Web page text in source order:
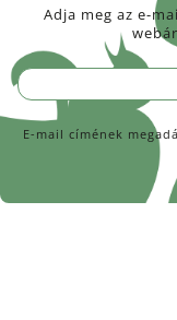
Adja meg az e-
E-mail címének